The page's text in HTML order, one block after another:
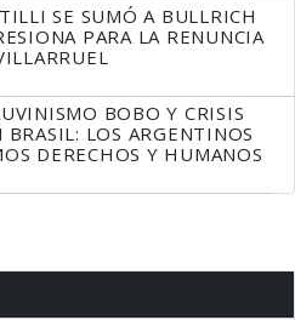
SE SUMÓ A BULLRICH
PARA LA RENUNCIA
BOBO Y CRISIS
BRASIL: LOS ARGENTINOS
DERECHOS Y HUMANOS